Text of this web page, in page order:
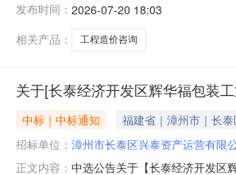
采购项目项目预估造价（元）：
特殊要
发布时间： 2026-07-20 18:03
相关产品：
工程造价咨询
关于[长泰经济开发区辉华福包装
中标｜中标通知 福建省｜漳州市｜长泰
招标单位： 漳州市长泰区兴泰资产运营有限
正文内容： 中选公告关于【长泰经济开发区